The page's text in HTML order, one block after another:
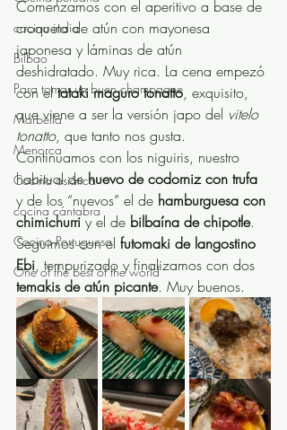
cocina india
Bilbao
Para tomar un buen champagne
Marbella
Menorca
Cocina asiática
cocina cántabra
Cocina Portuguesa
One of the best of the world
Comenzamos con el aperitivo a base de
croqueta de atún con mayonesa
japonesa y láminas de atún
deshidratado. Muy rica. La cena empezó
con el tataki maguro tonatto, exquisito,
que viene a ser la versión japo del vitelo
tonatto, que tanto nos gusta.
Continuamos con los niguiris, nuestro
habitual de huevo de codorniz con trufa
y de los “nuevos” el de hamburguesa con
chimichurri y el de bilbaína de chipotle.
Seguimos con el futomaki de langostino
Ebi, tempurizado y finalizamos con dos
temakis de atún picante. Muy buenos.